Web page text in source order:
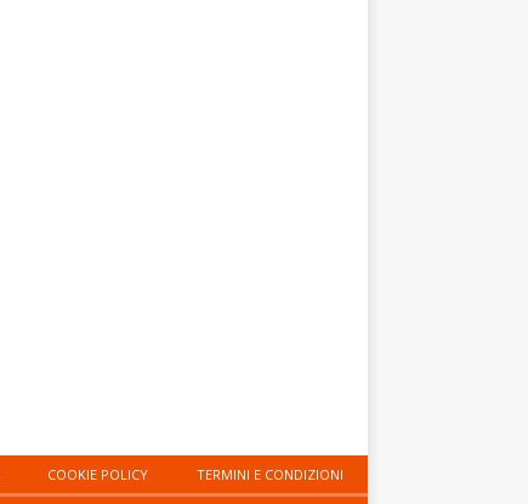
COOKIE POLICY TERMINI E CONDIZIONI